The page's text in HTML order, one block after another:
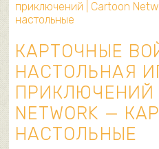
КАРТОЧНЫЕ
НАСТОЛЬНАЯ
ПРИКЛЮЧЕНИЙ |
NETWORK —
НАСТОЛЬНЫЕ